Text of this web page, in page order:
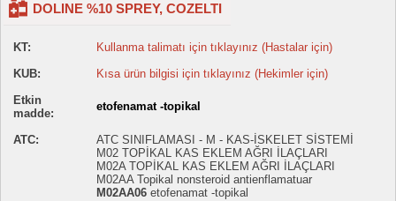
DOLINE %10 SPREY, COZELTI
KT:
Kullanma talimatı için tıklayınız (Hastalar için)
KUB:
Kısa ürün bilgisi için tıklayınız (Hekimler için)
Etkin
madde:
etofenamat -topikal
ATC:
ATC SINIFLAMASI - M - KAS-İSKELET SİSTEMİ
M02 TOPİKAL KAS EKLEM AĞRI İLAÇLARI
M02A TOPİKAL KAS EKLEM AĞRI İLAÇLARI
M02AA Topikal nonsteroid antienflamatuar
M02AA06 etofenamat -topikal